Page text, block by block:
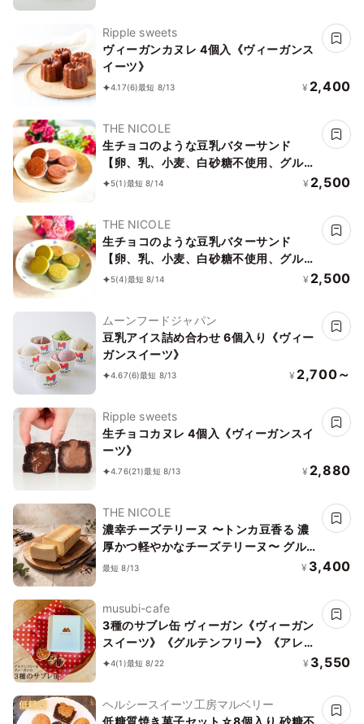
Ripple sweets
ヴィーガンカヌレ 4個入《ヴィーガンス
イーツ》
4.17(6)最短 8/13 ¥ 2,400
THE NICOLE
生チョコのような豆乳バターサンド
【卵、乳、小麦、白砂糖不使用、グルテ
ンフリースイーツ】ボタニカルカカオサ
5(1)最短 8/14 ¥ 2,500
THE NICOLE
生チョコのような豆乳バターサンド
【卵、乳、小麦、白砂糖不使用、グルテ
ンフリースイーツ】ボタニカルサンド
ギー配慮》
5(4)最短 8/14 ¥ 2,500
ムーンフードジャパン
豆乳アイス詰め合わせ 6個入り《ヴィー
ガンスイーツ》
4.67(6)最短 8/13 ¥ 2,700～
Ripple sweets
生チョコカヌレ 4個入《ヴィーガンスイ
ーツ》
4.76(21)最短 8/13 ¥ 2,880
THE NICOLE
濃幸チーズテリーヌ 〜トンカ豆香る 濃
厚かつ軽やかなチーズテリーヌ〜 グル
テンフリー
最短 8/13 ¥ 3,400
musubi-cafe
3種のサブレ缶 ヴィーガン《ヴィーガン
スイーツ》《グルテンフリー》《アレル
ギー配慮》
4(1)最短 8/22 ¥ 3,550
ヘルシースイーツ工房マルベリー
低糖質焼き菓子セット☆8個入り 砂糖不